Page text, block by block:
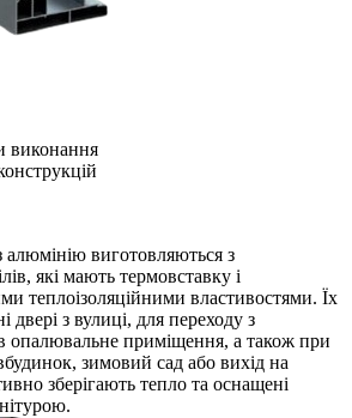
виконання
алюмінію виготовляються з
які мають термовставку і
теплоізоляційними властивостями. Їх
двері з вулиці, для переходу з
опалювальне приміщення, а також при
зимовий сад або вихід на
зберігають тепло та оснащені